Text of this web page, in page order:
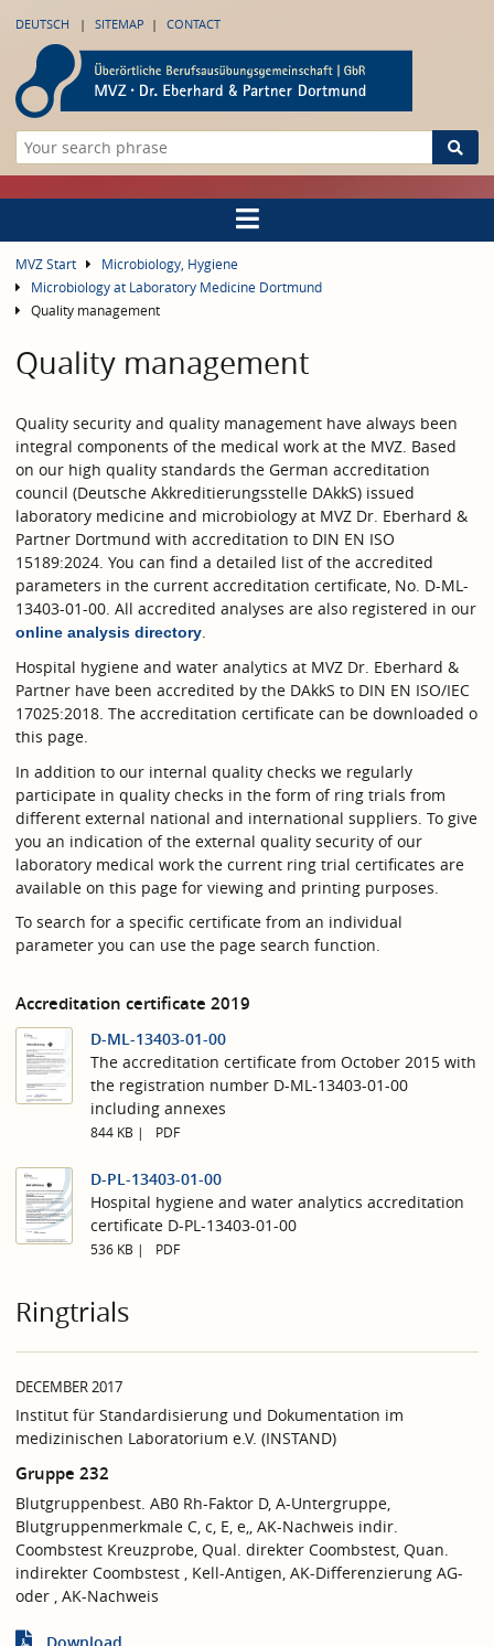
DEUTSCH SITEMAP CONTACT
MVZ Start
Microbiology, Hygiene
Microbiology at Laboratory Medicine Dortmund
Quality management
Quality management
Quality security and quality management have always been
integral components of the medical work at the MVZ. Based
on our high quality standards the German accreditation
council (Deutsche Akkreditierungsstelle DAkkS) issued
laboratory medicine and microbiology at MVZ Dr. Eberhard &
Partner Dortmund with accreditation to DIN EN ISO
15189:2024. You can find a detailed list of the accredited
parameters in the current accreditation certificate, No. D-ML-
13403-01-00. All accredited analyses are also registered in our
online analysis directory
Hospital hygiene and water analytics at MVZ Dr. Eberhard &
Partner have been accredited by the DAkkS to DIN EN ISO/IEC
17025:2018. The accreditation certificate can be downloaded o
this page.
In addition to our internal quality checks we regularly
participate in quality checks in the form of ring trials from
different external national and international suppliers. To give
you an indication of the external quality security of our
laboratory medical work the current ring trial certificates are
available on this page for viewing and printing purposes.
To search for a specific certificate from an individual
parameter you can use the page search function.
Accreditation certificate 2019
D-ML-13403-01-00
The accreditation certificate from October 2015 with
the registration number D-ML-13403-01-00
including annexes
844 KB PDF
D-PL-13403-01-00
Hospital hygiene and water analytics accreditation
certificate D-PL-13403-01-00
536 KB PDF
Ringtrials
DECEMBER 2017
Institut für Standardisierung und Dokumentation im
medizinischen Laboratorium e.V. (INSTAND)
Gruppe 232
Blutgruppenbest. AB0 Rh-Faktor D, A-Untergruppe,
Blutgruppenmerkmale C, c, E, e,, AK-Nachweis indir.
Coombstest Kreuzprobe, Qual. direkter Coombstest, Quan.
indirekter Coombstest , Kell-Antigen, AK-Differenzierung AG-
oder , AK-Nachweis